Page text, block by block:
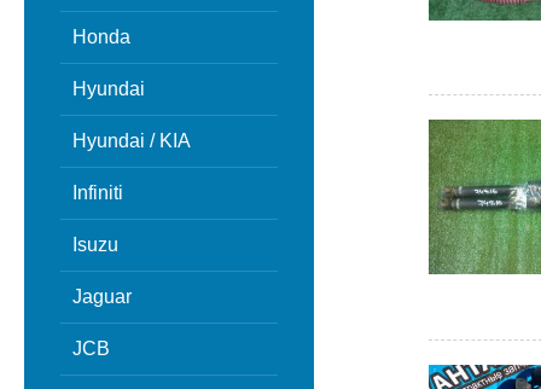
Honda
Hyundai
Hyundai / KIA
Infiniti
Isuzu
Jaguar
JCB